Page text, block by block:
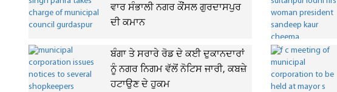
ਵਾਰ ਸੰਭਾਲੀ ਨਗਰ ਕੌਂਸਲ ਗੁਰਦਾਸਪੁਰ
ਦੀ ਕਮਾਨ
ਬੰਗਾ ਤੇ ਸਰਾਰੇ ਰੋਡ ਦੇ ਕਈ ਦੁਕਾਨਦਾਰਾਂ
ਨੂੰ ਨਗਰ ਨਿਗਮ ਵੱਲੋਂ ਨੋਟਿਸ ਜਾਰੀ, ਕਬਜ਼ੇ
ਹਟਾਉਣ ਦੇ ਹੁਕਮ